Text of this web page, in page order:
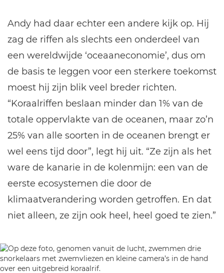
Andy had daar echter een andere kijk op. Hij
zag de riffen als slechts een onderdeel van
een wereldwijde ‘oceaaneconomie’, dus om
de basis te leggen voor een sterkere toekomst
moest hij zijn blik veel breder richten.
“Koraalriffen beslaan minder dan 1% van de
totale oppervlakte van de oceanen, maar zo’n
25% van alle soorten in de oceanen brengt er
wel eens tijd door”, legt hij uit. “Ze zijn als het
ware de kanarie in de kolenmijn: een van de
eerste ecosystemen die door de
klimaatverandering worden getroffen. En dat
niet alleen, ze zijn ook heel, heel goed te zien.”